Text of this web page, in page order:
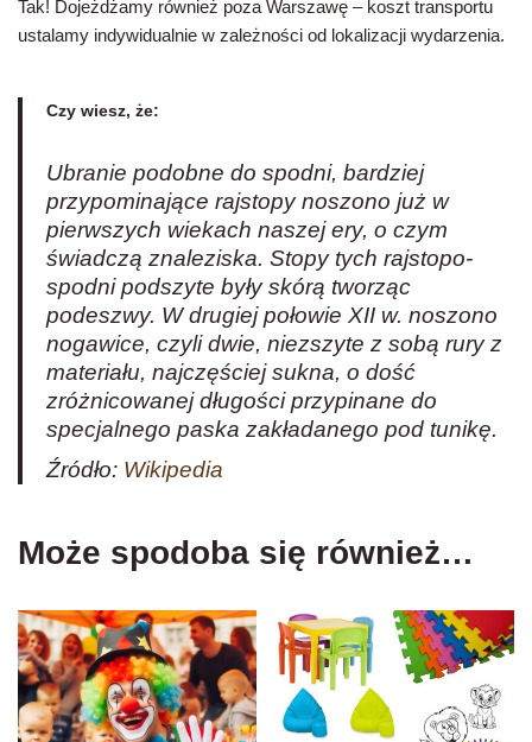
Tak! Dojeżdżamy również poza Warszawę – koszt transportu
ustalamy indywidualnie w zależności od lokalizacji wydarzenia.
Czy wiesz, że:
Ubranie podobne do spodni, bardziej
przypominające rajstopy noszono już w
pierwszych wiekach naszej ery, o czym
świadczą znaleziska. Stopy tych rajstopo-
spodni podszyte były skórą tworząc
podeszwy. W drugiej połowie XII w. noszono
nogawice, czyli dwie, niezszyte z sobą rury z
materiału, najczęściej sukna, o dość
zróżnicowanej długości przypinane do
specjalnego paska zakładanego pod tunikę.
Źródło: Wikipedia
Może spodoba się również…